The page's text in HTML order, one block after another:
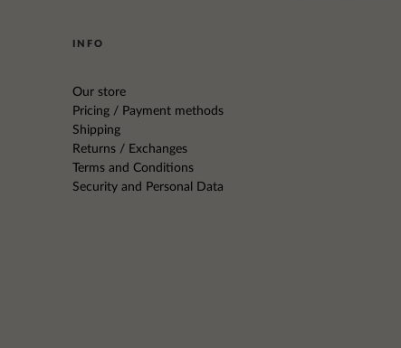
INFO
Our store
Pricing / Payment methods
Shipping
Returns / Exchanges
Terms and Conditions
Security and Personal Data